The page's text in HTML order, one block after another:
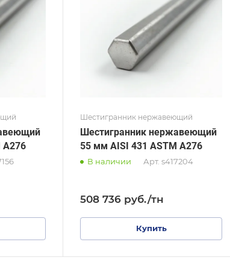
A276
Шестигранник нержавеющий
Шестигранник нержавеющий
55 мм AISI 431 ASTM A276
В наличии Арт. s417204
508 736 руб./тн
Купить
ГОСТ 2879-88
Технология изготовления
Горячекатаный
Диаметр, мм
36